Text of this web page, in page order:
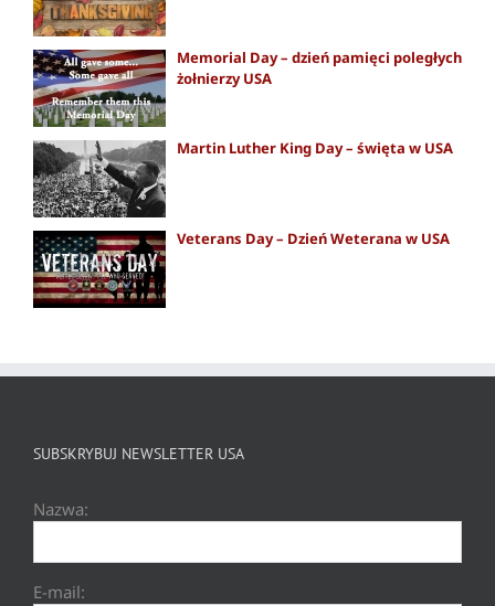
Memorial Day – dzień pamięci poległych
żołnierzy USA
Martin Luther King Day – święta w USA
Veterans Day – Dzień Weterana w USA
SUBSKRYBUJ NEWSLETTER USA
Nazwa:
E-mail: